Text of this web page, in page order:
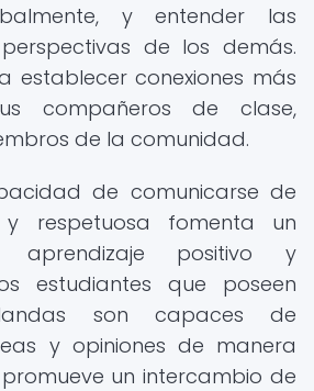
y entender las
de los demás.
establecer conexiones más
compañeros de clase,
de la comunidad.
de comunicarse de
respetuosa fomenta un
aprendizaje positivo y
estudiantes que poseen
son capaces de
y opiniones de manera
un intercambio de